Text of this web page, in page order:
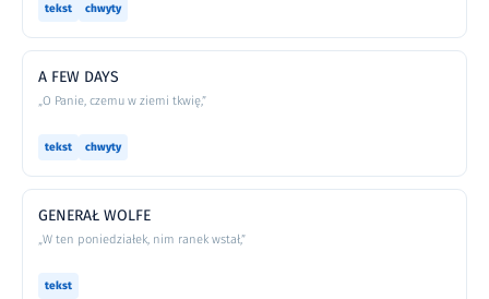
tekst chwyty
A FEW DAYS
„O Panie, czemu w ziemi tkwię,”
tekst chwyty
GENERAŁ WOLFE
„W ten poniedziałek, nim ranek wstał,”
tekst